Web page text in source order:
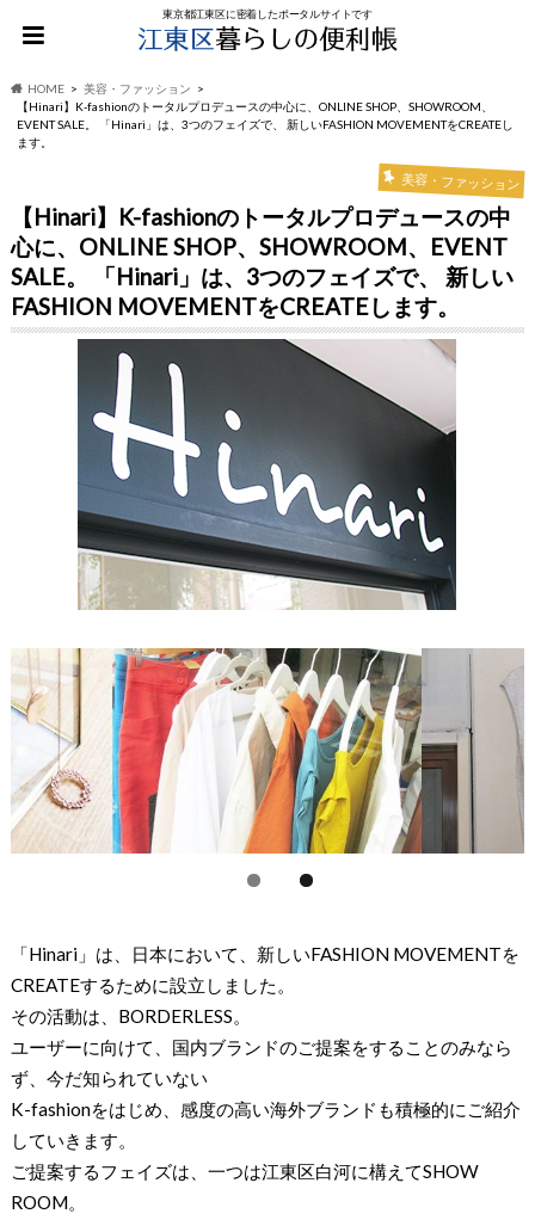
東京都江東区に密着したポータルサイトです
HOME
美容・ファッション
【Hinari】K-fashionのトータルプロデュースの中心に、ONLINE SHOP、SHOWROOM、
EVENT SALE。 「Hinari」は、3つのフェイズで、 新しいFASHION MOVEMENTをCREATEし
ます。
美容・ファッション
【Hinari】K-fashionのトータルプロデュースの中
心に、ONLINE SHOP、SHOWROOM、EVENT
SALE。 「Hinari」は、3つのフェイズで、 新しい
FASHION MOVEMENTをCREATEします。
「Hinari」は、日本において、新しいFASHION MOVEMENTを
CREATEするために設立しました。
その活動は、BORDERLESS。
ユーザーに向けて、国内ブランドのご提案をすることのみなら
ず、今だ知られていない
K-fashionをはじめ、感度の高い海外ブランドも積極的にご紹介
していきます。
ご提案するフェイズは、一つは江東区白河に構えてSHOW
ROOM。